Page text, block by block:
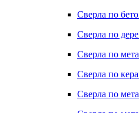
Сверла по
Сверла по
Сверла по
Сверла по
Сверла по